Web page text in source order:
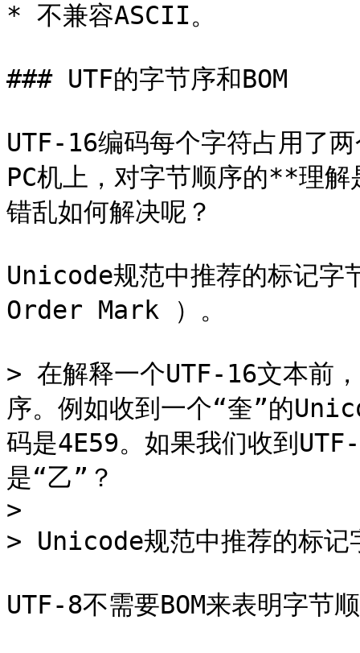
* 不兼容ASCII。
### UTF的字节序和BOM
UTF-16编码每个字符占用了
PC机上，对字节顺序的**理
错乱如何解决呢？
Unicode规范中推荐的标记
Order Mark ）。
> 在解释一个UTF-16文本前
序。例如收到一个“奎”的
码是4E59。如果我们收到
是“乙”？
>
> Unicode规范中推荐的标记
UTF-8不需要BOM来表明字节